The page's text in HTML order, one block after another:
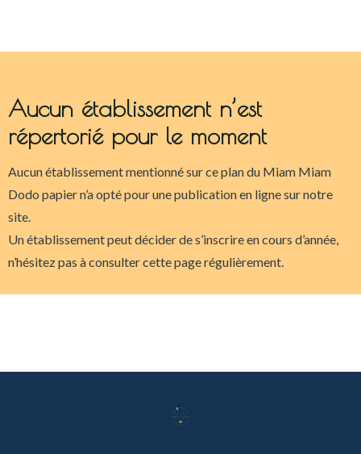
Aucun établissement n’est
répertorié pour le moment
Aucun établissement mentionné sur ce plan du Miam Miam
Dodo papier n’a opté pour une publication en ligne sur notre
site.
Un établissement peut décider de s’inscrire en cours d’année,
n’hésitez pas à consulter cette page régulièrement.